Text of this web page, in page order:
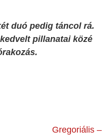
duó pedig táncol rá.
pillanatai közé
Gregoriális –